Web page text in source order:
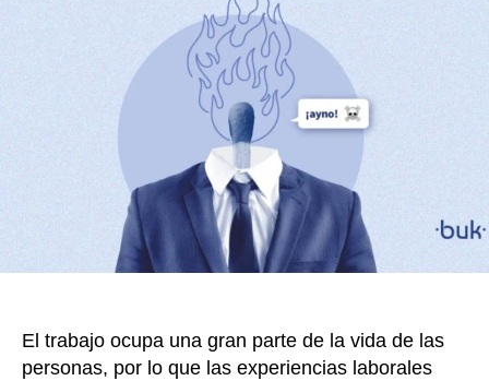
b
o
o
st
las
El trabajo ocupa una gran parte de la vida de las
personas, por lo que las experiencias laborales